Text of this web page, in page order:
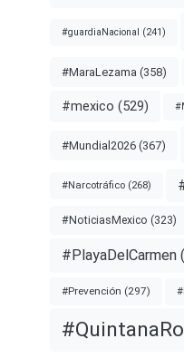
#guardiaNacional (241)
#MaraLezama (358)
#mexico (529)
#Mundial2026(367)
#Narcotráfico(268)
#NoticiasMexico (323)
#PlayaDelCarmen
#Prevención (297)